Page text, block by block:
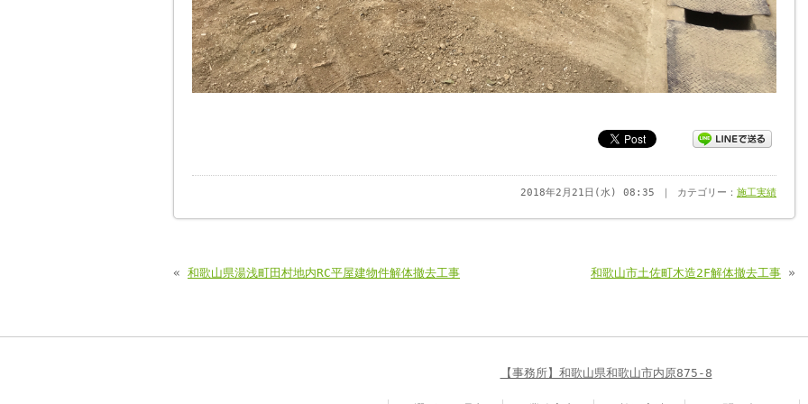
2018年2月21日(水) 08:35 ｜ カテゴリー： 施工実績
« 和歌山県湯浅町田村地内RC平屋建物件解体撤去工事 和歌山市土佐町木造2F解体撤去工事 »
【事務所】和歌山県和歌山市内原875-8